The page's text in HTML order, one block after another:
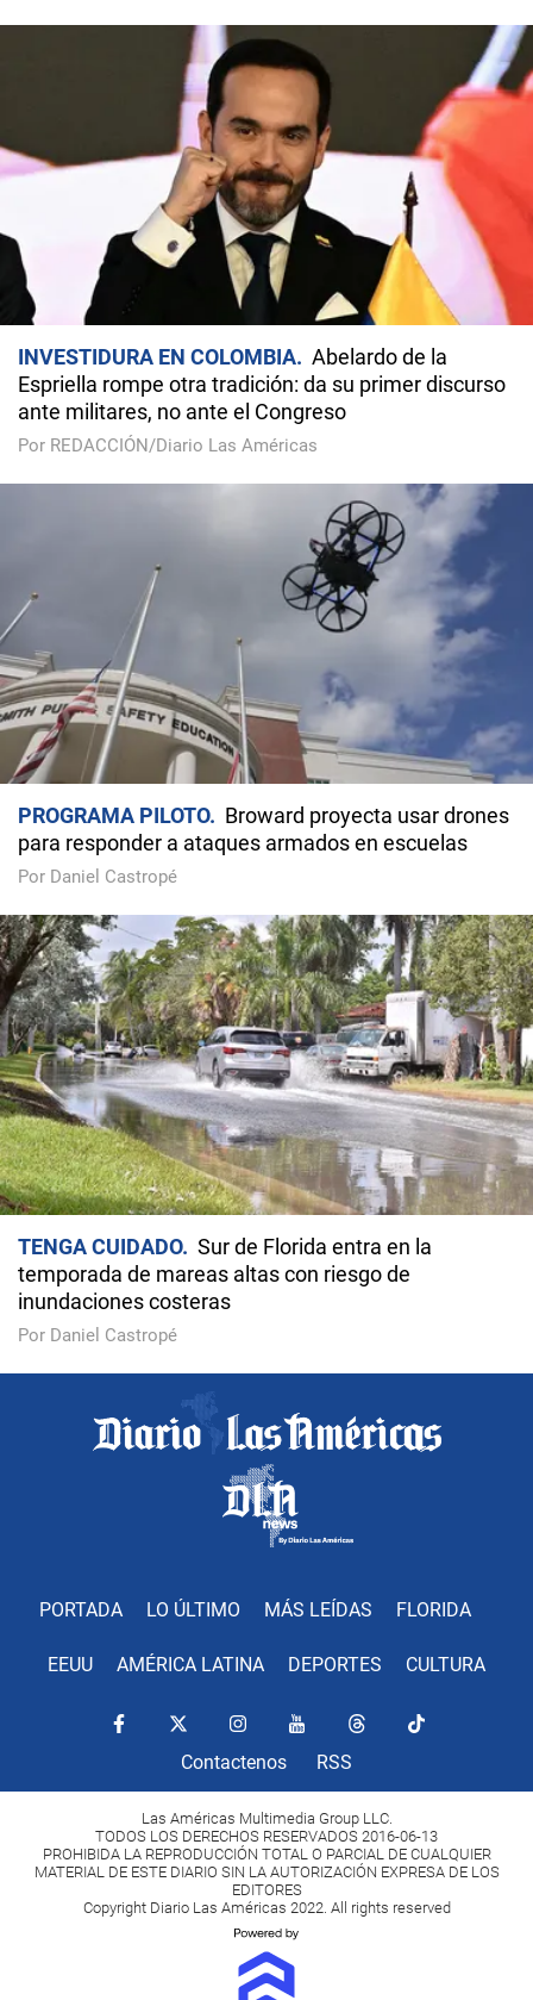
INVESTIDURA EN COLOMBIA
Abelardo de la
Espriella rompe otra tradición: da su primer discurso
ante militares, no ante el Congreso
Por REDACCIÓN/Diario Las Américas
PROGRAMA PILOTO
Broward proyecta usar drones
para responder a ataques armados en escuelas
Por Daniel Castropé
TENGA CUIDADO
Sur de Florida entra en la
temporada de mareas altas con riesgo de
inundaciones costeras
Por Daniel Castropé
PORTADA LO ÚLTIMO MÁS LEÍDAS FLORIDA
EEUU AMÉRICA LATINA DEPORTES CULTURA
Contactenos RSS
Las Américas Multimedia Group LLC.
TODOS LOS DERECHOS RESERVADOS 2016-06-13
PROHIBIDA LA REPRODUCCIÓN TOTAL O PARCIAL DE CUALQUIER
MATERIAL DE ESTE DIARIO SIN LA AUTORIZACIÓN EXPRESA DE LOS
EDITORES
Copyright Diario Las Américas 2022. All rights reserved